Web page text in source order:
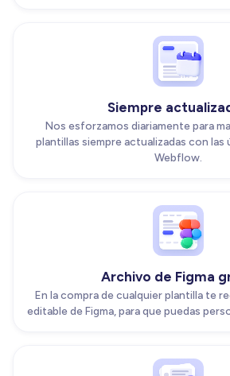
Siempre
Nos esforzamos diariamente para
plantillas siempre actualizadas con las
Webflow.
Archivo de Figma
En la compra de cualquier plantilla te
editable de Figma, para que puedas